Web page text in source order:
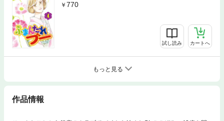
770
試し読み カートへ
もっと見る
作品情報